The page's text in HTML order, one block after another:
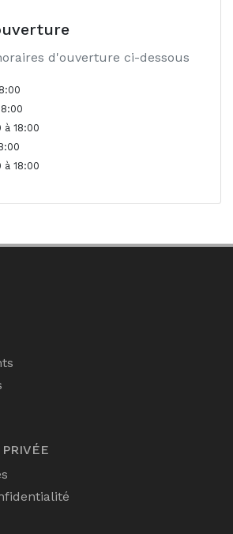
d'ouverture ci-dessous
18:00
18:00